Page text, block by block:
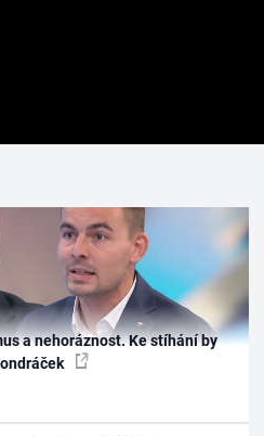
a nehoráznost. Ke stíhání by